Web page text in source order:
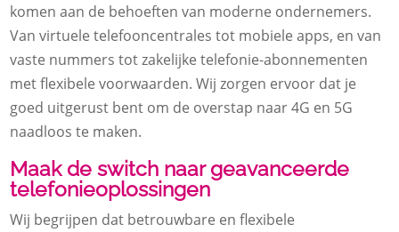
komen aan de behoeften van moderne ondernemers.
Van virtuele telefooncentrales tot mobiele apps, en van
vaste nummers tot zakelijke telefonie-abonnementen
met flexibele voorwaarden. Wij zorgen ervoor dat je
goed uitgerust bent om de overstap naar 4G en 5G
naadloos te maken.
Maak de switch naar geavanceerde
telefonieoplossingen
Wij begrijpen dat betrouwbare en flexibele